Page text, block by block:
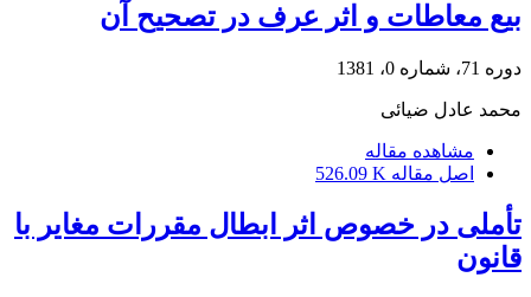
بیع معاطات و اثر عرف در تصحیح آن
دوره 71، شماره 0، 1381
محمد عادل ضیائی
مشاهده مقاله
اصل مقاله 526.09 K
تأملی در خصوص اثر ابطال مقررات مغایر با
قانون